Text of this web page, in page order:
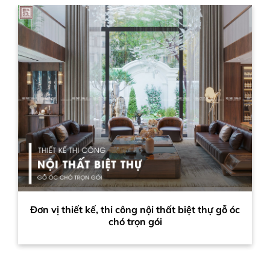
Đơn vị thiết kế, thi công nội thất biệt thự gỗ óc
chó trọn gói